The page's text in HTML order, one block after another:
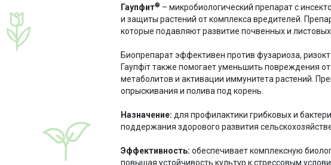
Гаупфит® – микробиологический препарат с
и защиты растений от комплекса вредителей.
которые подавляют развитие почвенных и
Биопрепарат эффективен против фузариоза,
Гаупфіт также помогает уменьшить повреждения
метаболитов и активации иммунитета растений.
опрыскивания и полива под корень.
Назначение: для профилактики грибковых и
поддержания здорового развития
Эффективность: обеспечивает комплексную
повышая устойчивость культур к стрессовым